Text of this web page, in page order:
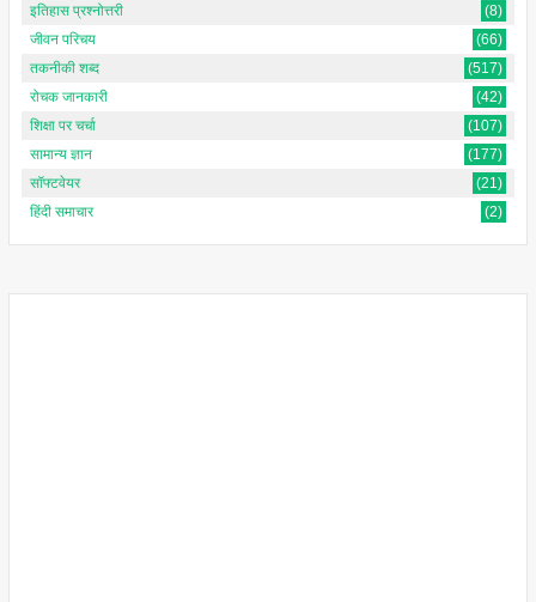
इतिहास प्रश्नोत्तरी
(8)
जीवन परिचय
(66)
तकनीकी शब्द
(517)
रोचक जानकारी
(42)
शिक्षा पर चर्चा
(107)
सामान्य ज्ञान
(177)
सॉफ्टवेयर
(21)
हिंदी समाचार
(2)